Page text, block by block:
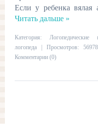
Если у ребенка вялая
Читать дальше »
Категория: Логопедические
логопеда | Просмотров:
Комментарии (0)